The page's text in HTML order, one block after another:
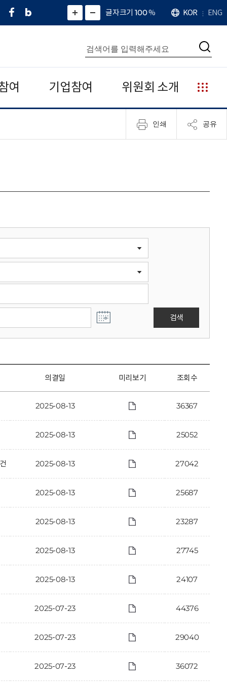
페
네
그
)
화
면
면
소
확
대
치
글자크기 100%
언
어
KOR ENG
통
합
검
색
검
여 기업참여 위원회 소개
누
리
집
안
인쇄 공유
검색
의결일 미리보기 조회수
2025-08-13 36367
2025-08-13 25052
2025-08-13 27042
2025-08-13 25687
2025-08-13 23287
2025-08-13 27745
2025-08-13 24107
2025-07-23 44376
2025-07-23 29040
2025-07-23 36072